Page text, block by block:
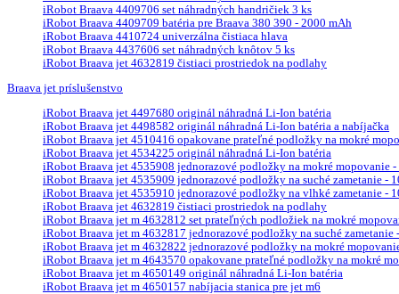
iRobot Braava 4409706 set náhradných handričiek 3 ks
iRobot Braava 4409709 batéria pre Braava 380 390 - 2000 mAh
iRobot Braava 4410724 univerzálna čistiaca hlava
iRobot Braava 4437606 set náhradných knôtov 5 ks
iRobot Braava jet 4632819 čistiaci prostriedok na podlahy
Braava jet príslušenstvo
iRobot Braava jet 4497680 originál náhradná Li-Ion batéria
iRobot Braava jet 4498582 originál náhradná Li-Ion batéria a nabíjačka
iRobot Braava jet 4510416 opakovane prateľné podložky na mokré
iRobot Braava jet 4534225 originál náhradná Li-Ion batéria
iRobot Braava jet 4535908 jednorazové podložky na mokré mopovanie
iRobot Braava jet 4535909 jednorazové podložky na suché zametanie -
iRobot Braava jet 4535910 jednorazové podložky na vlhké zametanie -
iRobot Braava jet 4632819 čistiaci prostriedok na podlahy
iRobot Braava jet m 4632812 set prateľných podložiek na mokré
iRobot Braava jet m 4632817 jednorazové podložky na suché zametanie
iRobot Braava jet m 4632822 jednorazové podložky na mokré
iRobot Braava jet m 4643570 opakovane prateľné podložky na mokré
iRobot Braava jet m 4650149 originál náhradná Li-Ion batéria
iRobot Braava jet m 4650157 nabíjacia stanica pre jet m6